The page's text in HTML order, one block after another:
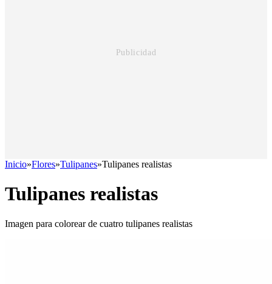
Inicio»Flores»Tulipanes»Tulipanes realistas
Tulipanes realistas
Imagen para colorear de cuatro tulipanes realistas